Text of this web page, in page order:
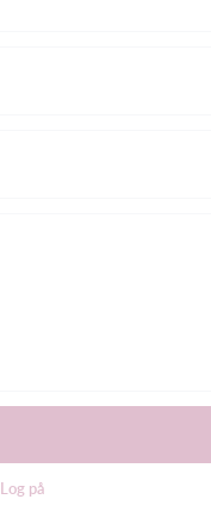
Log på